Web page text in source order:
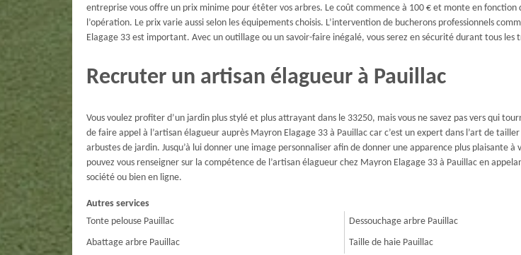
entreprise vous offre un prix minime pour étêter vos arbres. Le coût commence à 100 € et monte en fonction
l’opération. Le prix varie aussi selon les équipements choisis. L’intervention de bucherons professionnels
Elagage 33 est important. Avec un outillage ou un savoir-faire inégalé, vous serez en sécurité durant tous les
Recruter un artisan élagueur à Pauillac
Vous voulez profiter d’un jardin plus stylé et plus attrayant dans le 33250, mais vous ne savez pas vers qui
de faire appel à l’artisan élagueur auprès Mayron Elagage 33 à Pauillac car c’est un expert dans l’art de tailler
arbustes de jardin. Jusqu’à lui donner une image personnaliser afin de donner une apparence plus plaisante à
pouvez vous renseigner sur la compétence de l’artisan élagueur chez Mayron Elagage 33 à Pauillac en
société ou bien en ligne.
Autres services
Tonte pelouse Pauillac
Abattage arbre Pauillac
Dessouchage arbre Pauillac
Taille de haie Pauillac